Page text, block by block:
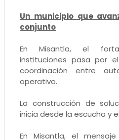
Un municipio que
conjunto
En Misantla, el
instituciones pasa por
coordinación entre
operativo.
La construcción de
inicia desde la escucha y
En Misantla, el